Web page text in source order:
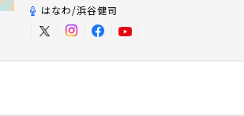
はなわ/浜谷健司